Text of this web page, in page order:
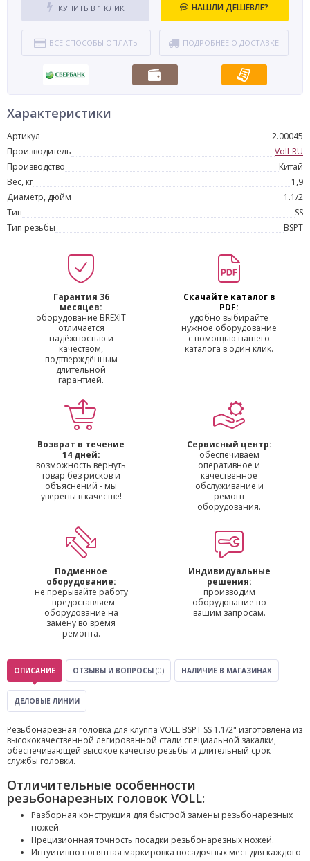
КУПИТЬ В 1 КЛИК НАШЛИ ДЕШЕВЛЕ?
ВСЕ СПОСОБЫ ОПЛАТЫ ПОДРОБНЕЕ О ДОСТАВКЕ
Характеристики
Артикул
2.00045
Производитель
Voll-RU
Производство
Китай
Вес, кг
1,9
Диаметр, дюйм
1.1/2
Тип
SS
Тип резьбы
BSPT
Гарантия 36
месяцев:
оборудование BREXIT
отличается
надёжностью и
качеством,
подтверждённым
длительной
гарантией.
Скачайте каталог в
PDF:
удобно выбирайте
нужное оборудование
с помощью нашего
каталога в один клик.
Возврат в течение
14 дней:
возможность вернуть
товар без рисков и
объяснений - мы
уверены в качестве!
Сервисный центр:
обеспечиваем
оперативное и
качественное
обслуживание и
ремонт
оборудования.
Подменное
оборудование:
не прерывайте работу
- предоставляем
оборудование на
замену во время
ремонта.
Индивидуальные
решения:
производим
оборудование по
вашим запросам.
ОПИСАНИЕ ОТЗЫВЫ И ВОПРОСЫ (0) НАЛИЧИЕ В МАГАЗИНАХ
ДЕЛОВЫЕ ЛИНИИ
Резьбонарезная головка для клуппа VOLL BSPT SS 1.1/2" изготовлена из
высококачественной легированной стали специальной закалки,
обеспечивающей высокое качество резьбы и длительный срок
службы головки.
Отличительные особенности
резьбонарезных головок VOLL:
Разборная конструкция для быстрой замены резьбонарезных
ножей.
Прецизионная точность посадки резьбонарезных ножей.
Интуитивно понятная маркировка посадочных мест для каждого